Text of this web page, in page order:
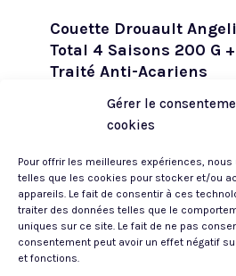
Gérer le
cookies
Pour offrir les meilleures expériences,
telles que les cookies pour stocker et/ou
appareils. Le fait de consentir à ces
traiter des données telles que le
uniques sur ce site. Le fait de ne pas
consentement peut avoir un effet négatif
et fonctions.
Couette Drouault
Total 4 Saisons 200 G
Traité Anti-Acariens
Couette Angeline Protect
g + 300 g/m², traitée anti-
140x200 (1 pers.)
Garnissage:Synthétique
Grammage:200 + 300 g/
Couette:
Légère, Tempérée,